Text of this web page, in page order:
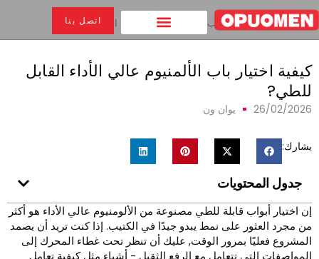
اتصل بنا بيت > كيفية اختيار باب الألمنيوم عالي الأداء القابل للطي?
اختيار باب الألمنيوم عالي الأداء القابل
26/02/ يوان ون
جدول المحتويات
اختيار أبواب قابلة للطي مصنوعة من الألومنيوم عالي الأداء هو أكثر
مجرد العثور على نمط يبدو جيدًا في الكتيب. إذا كنت تريد أن يصمد
فعليًا بمرور الوقت, عليك أن تنظر تحت غطاء المحرك إلى
التي تتعامل مع الرفع الثقيل - أشياء مثل كيفية تعامل